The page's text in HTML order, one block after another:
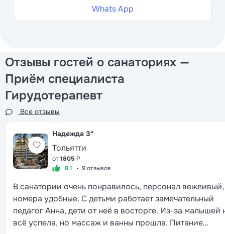
Whats App
Отзывы гостей о санаториях —
Приём специалиста
Гирудотерапевт
Все отзывы
Надежда 3*
Тольятти
от1805₽
8.1
9 отзывов
В санатории очень понравилось, персонал вежливый,
номера удобные. С детьми работает замечательный
педагог Анна, дети от неё в восторге. Из-за малышей
всё успела, но массаж и ванны прошла. Питание